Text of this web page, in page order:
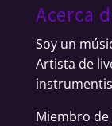
Acerca
Soy un
Artista de
Miembro de